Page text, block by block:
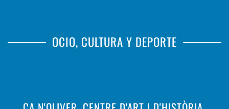
OCIO, CULTURA Y DEPORTE